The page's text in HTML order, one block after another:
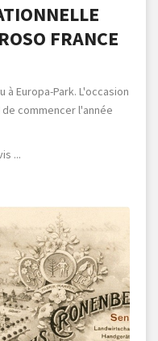
FRANCE
Europa-Park. L'occasion
commencer l'année
...